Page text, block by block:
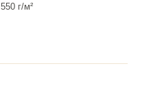
550 г/м²